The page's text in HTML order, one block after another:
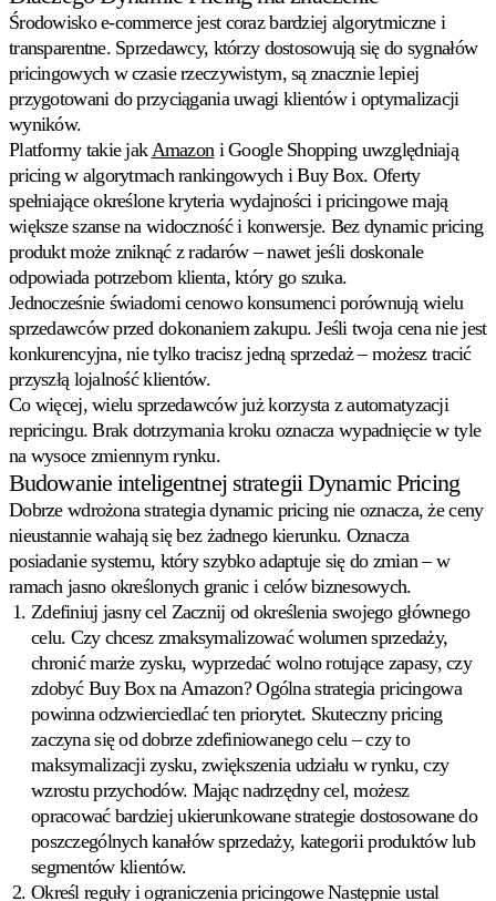
Kaufland
Buy
Box
na
jednym
z
najszybciej
rosnących
marketplace'ów
w
Europie.
Bol.com
Wspinaj
się
w
rankingu
gwiazdek
cenowych
na
Bol.com.
Cdiscount
Utrzymuj
wyróżnioną
pozycję
na
Cdiscount.
Allegro
Konkuruj
na
największym
marketplace'ie
Europy
Środkowej.
Wszystkie
obsługiwane
marketplace'y
Środowisko e-commerce jest coraz bardziej algorytmiczne i
transparentne. Sprzedawcy, którzy dostosowują się do sygnałów
pricingowych w czasie rzeczywistym, są znacznie lepiej
przygotowani do przyciągania uwagi klientów i optymalizacji
wyników.
Platformy takie jakAmazoni Google Shopping uwzględniają
pricing w algorytmach rankingowych i Buy Box. Oferty
spełniające określone kryteria wydajności i pricingowe mają
większe szanse na widoczność i konwersje. Bez dynamic pricing
produkt może zniknąć z radarów – nawet jeśli doskonale
odpowiada potrzebom klienta, który go szuka.
Jednocześnie świadomi cenowo konsumenci porównują wielu
sprzedawców przed dokonaniem zakupu. Jeśli twoja cena nie jest
konkurencyjna, nie tylko tracisz jedną sprzedaż – możesz tracić
przyszłą lojalność klientów.
Co więcej, wielu sprzedawców już korzysta z automatyzacji
repricingu. Brak dotrzymania kroku oznacza wypadnięcie w tyle
na wysoce zmiennym rynku.
Budowanie inteligentnej strategii Dynamic Pricing
Dobrze wdrożona strategia dynamic pricing nie oznacza, że ceny
nieustannie wahają się bez żadnego kierunku. Oznacza
posiadanie systemu, który szybko adaptuje się do zmian – w
ramach jasno określonych granic i celów biznesowych.
Zdefiniuj jasny celZacznij od określenia swojego głównego
celu. Czy chcesz zmaksymalizować wolumen sprzedaży,
chronić marże zysku, wyprzedać wolno rotujące zapasy, czy
zdobyć Buy Box na Amazon? Ogólna strategia pricingowa
powinna odzwierciedlać ten priorytet. Skuteczny pricing
zaczyna się od dobrze zdefiniowanego celu – czy to
maksymalizacji zysku, zwiększenia udziału w rynku, czy
wzrostu przychodów. Mając nadrzędny cel, możesz
opracować bardziej ukierunkowane strategie dostosowane do
poszczególnych kanałów sprzedaży, kategorii produktów lub
segmentów klientów.
Określ reguły i ograniczenia pricingoweNastępnie ustal